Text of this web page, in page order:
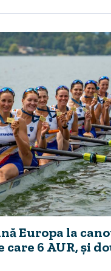
Europa la
6 AUR, și